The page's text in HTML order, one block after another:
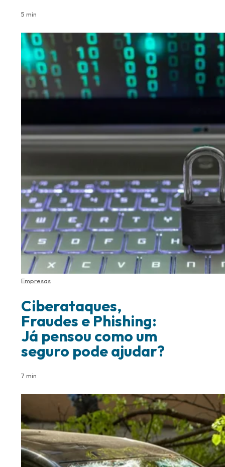
5 min
Empresas
Ciberataques,
Fraudes e Phishing:
Já pensou como um
seguro pode ajudar?
7 min